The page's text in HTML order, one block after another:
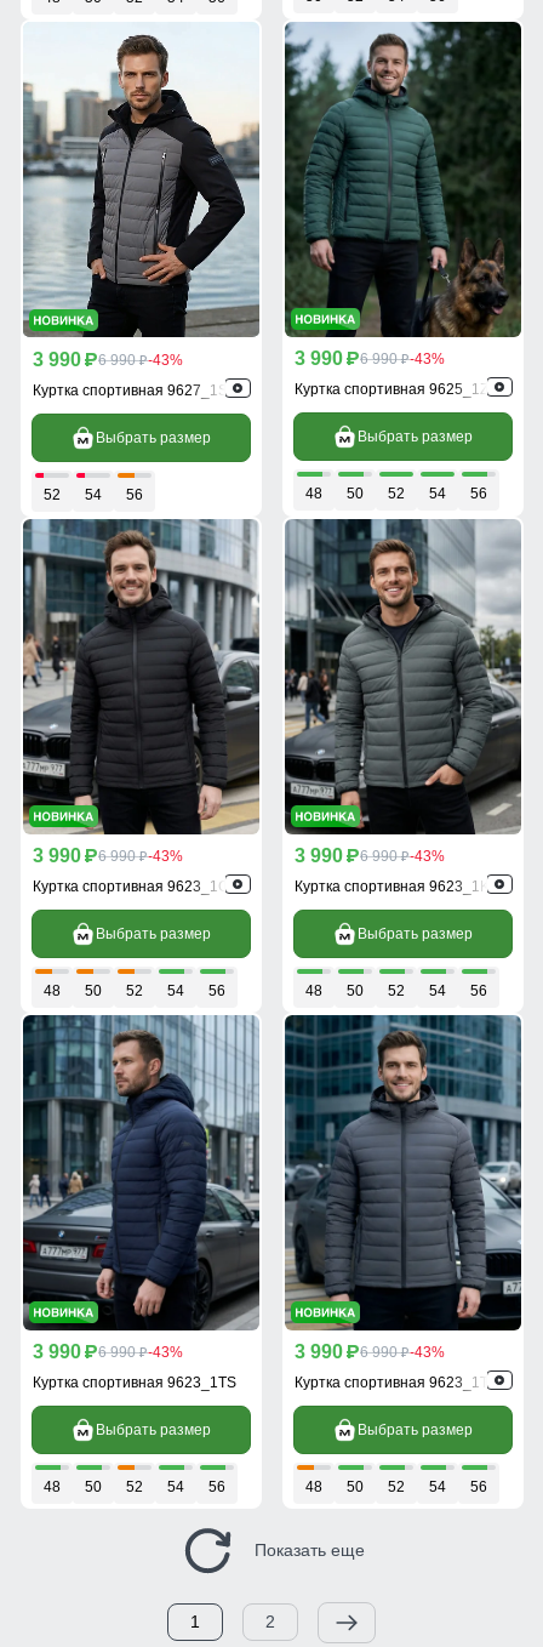
3 990 p6 990 p-43%
Куртка спортивная 9627_1Sr
Выбрать размер
52 54 56
3 990 p6 990 p-43%
Куртка спортивная 9625_1Z
Выбрать размер
48 50 52 54 56
3 990 p6 990 p-43%
Куртка спортивная 9623_1Ch
Выбрать размер
48 50 52 54 56
3 990 p6 990 p-43%
Куртка спортивная 9623_1Kh
Выбрать размер
48 50 52 54 56
3 990 p6 990 p-43%
Куртка спортивная 9623_1TS
Выбрать размер
48 50 52 54 56
3 990 p6 990 p-43%
Куртка спортивная 9623_1TC
Выбрать размер
48 50 52 54 56
Показать еще
1 2